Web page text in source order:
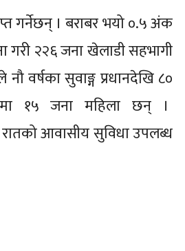
गर्नेछन् । बराबर भयो ०.५ अंक
गरी २२६ जना खेलाडी सहभागी
वर्षका सुवाङ्ग प्रधानदेखि ८०
१५ जना महिला छन् ।
रातको आवासीय सुविधा उपलब्ध